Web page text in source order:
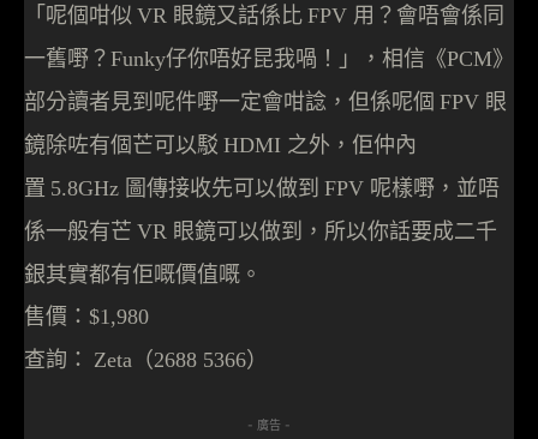
「呢個咁似 VR 眼鏡又話係比 FPV 用 ？ 會唔會係同
一舊嘢 ？ Funky仔你唔好昆我喎 ！ 」，相信 《PCM》
部分讀者見到呢件嘢一定會咁諗，但係呢個 FPV 眼
鏡除咗有個芒可以駁 HDMI 之外，佢仲內
置 5.8GHz 圖傳接收先可以做到 FPV 呢樣嘢，並唔
係一般有芒 VR 眼鏡可以做到，所以你話要成二千
銀其實都有佢嘅價值嘅。
售價： $1,980
查詢： Zeta（2688 5366）
- 廣告 -